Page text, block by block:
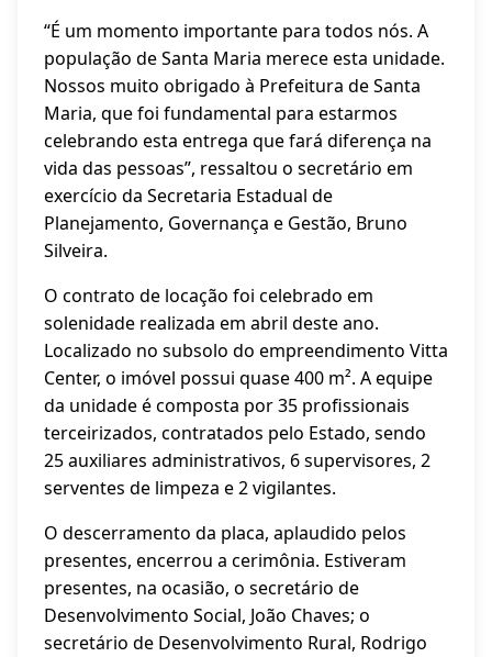
“É um momento importante para todos nós. A
população de Santa Maria merece esta unidade.
Nossos muito obrigado à Prefeitura de Santa
Maria, que foi fundamental para estarmos
celebrando esta entrega que fará diferença na
vida das pessoas”, ressaltou o secretário em
exercício da Secretaria Estadual de
Planejamento, Governança e Gestão, Bruno
Silveira.
O contrato de locação foi celebrado em
solenidade realizada em abril deste ano.
Localizado no subsolo do empreendimento Vitta
Center, o imóvel possui quase 400 m². A equipe
da unidade é composta por 35 profissionais
terceirizados, contratados pelo Estado, sendo
25 auxiliares administrativos, 6 supervisores, 2
serventes de limpeza e 2 vigilantes.
O descerramento da placa, aplaudido pelos
presentes, encerrou a cerimônia. Estiveram
presentes, na ocasião, o secretário de
Desenvolvimento Social, João Chaves; o
secretário de Desenvolvimento Rural, Rodrigo